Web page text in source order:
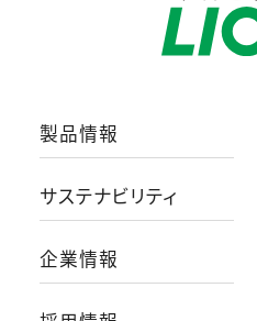
製品情報
サステナビリティ
企業情報